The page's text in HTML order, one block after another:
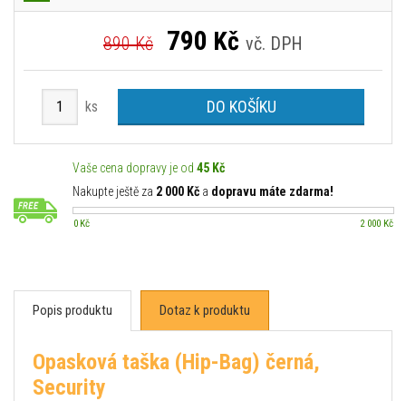
890 Kč 790 Kč vč. DPH
ks DO KOŠÍKU
Vaše cena dopravy je od 45 Kč
Nakupte ještě za 2 000 Kč a dopravu máte zdarma!
0 Kč 2 000 Kč
Popis produktu Dotaz k produktu
Opasková taška (Hip-Bag) černá,
Security